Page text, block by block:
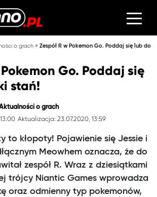
o grach »Zespół R w Pokemon Go. Poddaj się lub do
Pokemon Go. Poddaj się
stań!
o grach
Aktualizacja: 23.07.2020, 13:59
to kłopoty! Pojawienie się Jessie i
Meowhem oznacza, że do
zespół R. Wraz z dziesiątkami
trójcy Niantic Games wprowadza
oraz odmienny typ pokemonów,